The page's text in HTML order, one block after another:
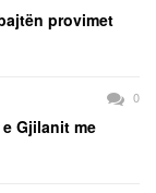
provimet
0
Gjilanit me